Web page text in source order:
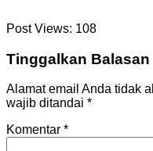
Post Views: 108
Tinggalkan Balasan
Alamat email Anda tidak
wajib ditandai *
Komentar *